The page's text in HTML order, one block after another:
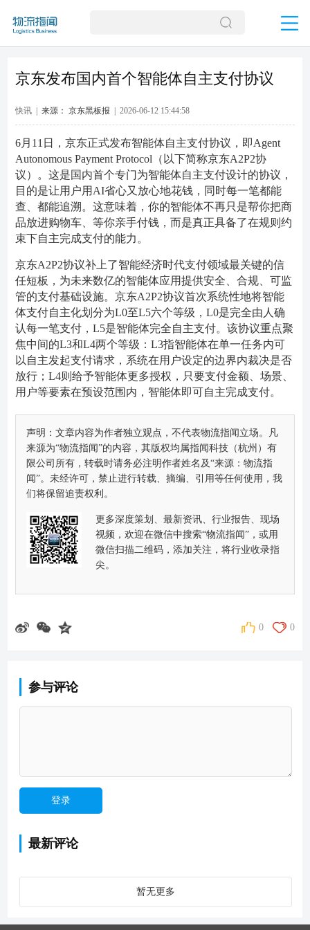
京东发布国内首个智能体自主支付协议
快讯 | 来源： 京东黑板报 | 2026-06-12 15:44:58
6月11日，京东正式发布智能体自主支付协议，即Agent
Autonomous Payment Protocol（以下简称京东A2P2协
议）。这是国内首个专门为智能体自主支付设计的协议，
目的是让用户用AI省心又放心地花钱，同时每一笔都能
查、都能追溯。这意味着，你的智能体不再只是帮你把商
品放进购物车、等你亲手付钱，而是真正具备了在规则约
束下自主完成支付的能力。
京东A2P2协议补上了智能经济时代支付领域最关键的信
任短板，为未来数亿的智能体应用提供安全、合规、可监
管的支付基础设施。京东A2P2协议首次系统性地将智能
体支付自主化划分为L0至L5六个等级，L0是完全由人确
认每一笔支付，L5是智能体完全自主支付。该协议重点聚
焦中间的L3和L4两个等级：L3指智能体在单一任务内可
以自主发起支付请求，系统在用户设定的边界内裁决是否
放行；L4则给予智能体更多授权，只要支付金额、场景、
用户等要素在预设范围内，智能体即可自主完成支付。
声明：文章内容为作者独立观点，不代表物流指闻立场。凡
来源为“物流指闻”的内容，其版权均属指闻科技（杭州）有
限公司所有，转载时请务必注明作者姓名及“来源：物流指
闻”。未经许可，禁止进行转载、摘编、引用等任何使用，我
们将保留追责权利。
更多深度策划、最新资讯、行业报告、现场
视频，欢迎在微信中搜索“物流指闻”，或用
微信扫描二维码，添加关注，将行业收录指
尖。
0 0
参与评论
最新评论
暂无更多